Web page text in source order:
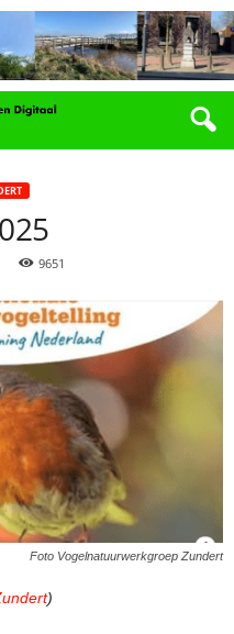
9651
Foto Vogelnatuurwerkgroep Zundert
)